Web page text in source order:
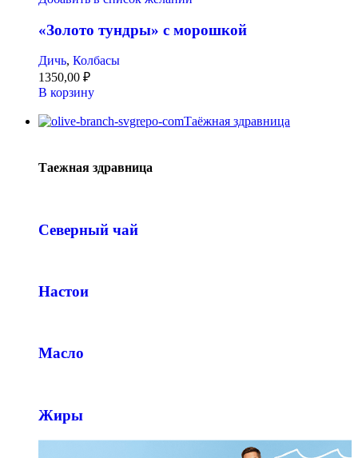
«Золото тундры» с морошкой
Дичь, Колбасы
1350,00 ₽
В корзину
Таёжная здравница
Таежная здравница
Северный чай
Настои
Масло
Жиры